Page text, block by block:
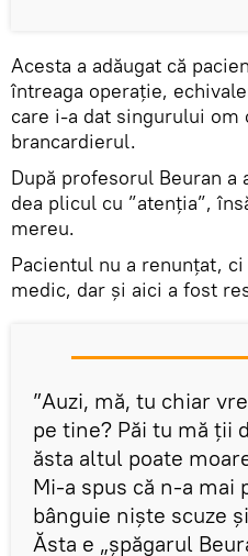
Acesta a adăugat că
întreaga operație,
care i-a dat singurului om
brancardierul.
După profesorul Beuran
dea plicul cu ”atenția”,
mereu.
Pacientul nu a renunțat,
medic, dar și aici a fost
”Auzi, mă, tu chiar
pe tine? Păi tu mă ții
ăsta altul poate
Mi-a spus că n-a mai
bânguie niște scuze
Ăsta e „șpăgarul